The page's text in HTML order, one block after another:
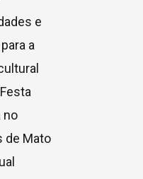
e
a
no
de Mato